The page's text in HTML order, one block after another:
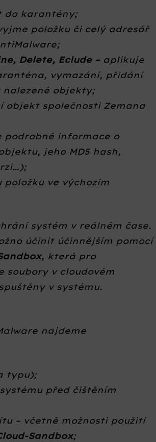
do karantény;
položku či celý adresář
Delete, Eclude – aplikuje
vymazání, přidání
nalezené objekty;
objekt společnosti Zemana
podrobné informace o
jeho MD5 hash,
položku ve výchozím
systém v reálném čase.
účinit účinnějším pomocí
, která pro
soubory v cloudovém
v systému.
najdeme
typu);
před čištěním
– včetně možnosti použití
Sandbox;